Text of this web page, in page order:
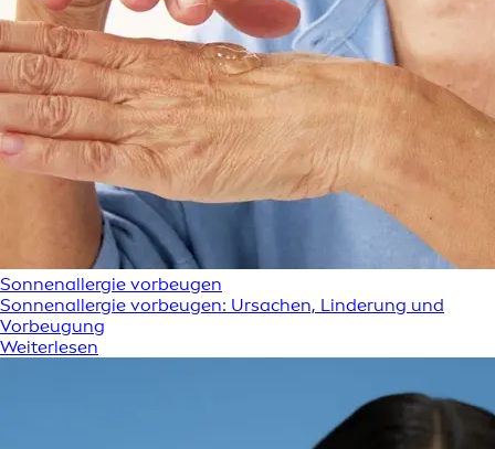
Sonnenallergie vorbeugen
Sonnenallergie vorbeugen: Ursachen, Linderung und
Vorbeugung
Weiterlesen